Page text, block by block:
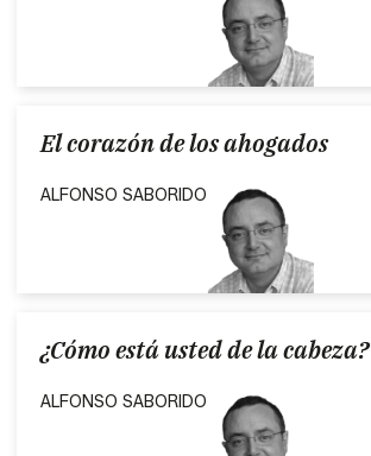
El corazón de los ahogados
ALFONSO SABORIDO
¿Cómo está usted de la cabeza?
ALFONSO SABORIDO